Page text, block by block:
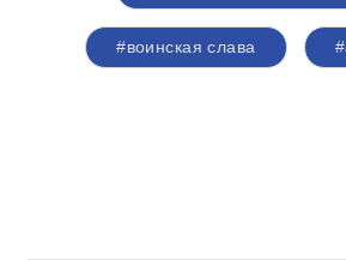
#воинская слава